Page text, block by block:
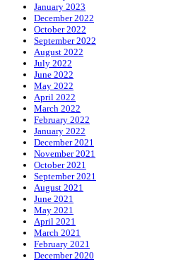
January 2023
December 2022
October 2022
September 2022
August 2022
July 2022
June 2022
May 2022
April 2022
March 2022
February 2022
January 2022
December 2021
November 2021
October 2021
September 2021
August 2021
June 2021
May 2021
April 2021
March 2021
February 2021
December 2020